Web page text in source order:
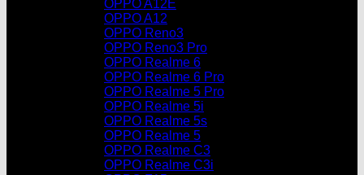
OPPO A12E
OPPO A12
OPPO Reno3
OPPO Reno3 Pro
OPPO Realme 6
OPPO Realme 6 Pro
OPPO Realme 5 Pro
OPPO Realme 5i
OPPO Realme 5s
OPPO Realme 5
OPPO Realme C3
OPPO Realme C3i